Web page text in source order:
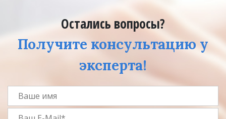
Остались вопросы?
Получите консультацию у
эксперта!